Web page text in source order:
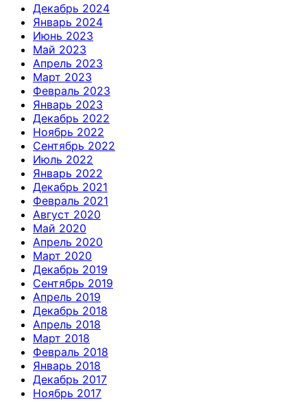
Декабрь 2024
Январь 2024
Июнь 2023
Май 2023
Апрель 2023
Март 2023
Февраль 2023
Январь 2023
Декабрь 2022
Ноябрь 2022
Сентябрь 2022
Июль 2022
Январь 2022
Декабрь 2021
Февраль 2021
Август 2020
Май 2020
Апрель 2020
Март 2020
Декабрь 2019
Сентябрь 2019
Апрель 2019
Декабрь 2018
Апрель 2018
Март 2018
Февраль 2018
Январь 2018
Декабрь 2017
Ноябрь 2017